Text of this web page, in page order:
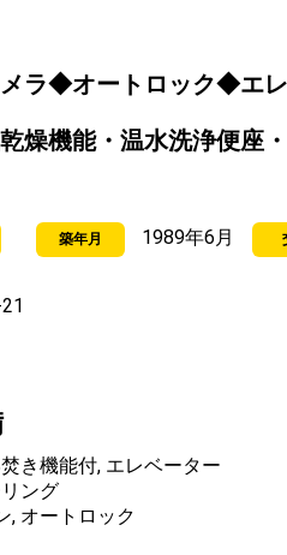
ラ◆オートロック◆エ
燥機能・温水洗浄便座
築年月 1989年6月
き機能付, エレベーター
ング
, オートロック